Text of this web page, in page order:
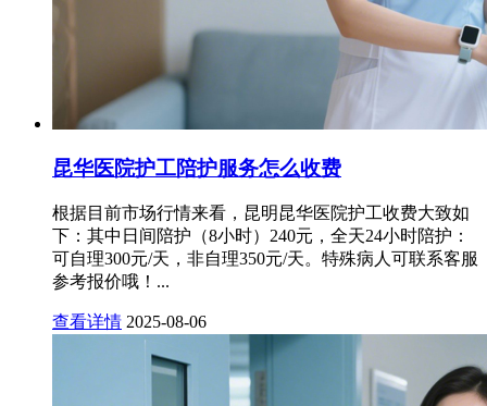
昆华医院护工陪护服务怎么收费
根据目前市场行情来看，昆明昆华医院护工收费大致如
下：其中日间陪护（8小时）240元，全天24小时陪护：
可自理300元/天，非自理350元/天。特殊病人可联系客服
参考报价哦！...
查看详情 2025-08-06